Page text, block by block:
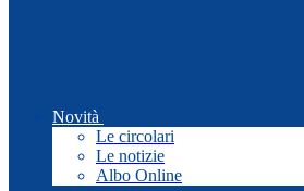
Novità
Le circolari
Le notizie
Albo Online